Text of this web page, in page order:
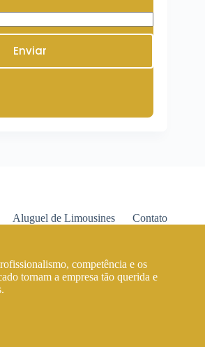
Enviar
Aluguel de Limousines Contato
competência e os
tornam a empresa tão querida e